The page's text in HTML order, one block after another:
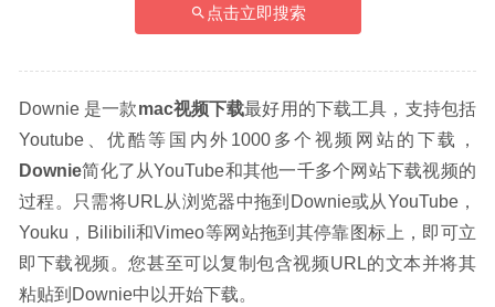
点击立即搜索
Downie 是一款mac视频下载最好用的下载工具，支持包括
Youtube、优酷等国内外1000多个视频网站的下载，
Downie简化了从YouTube和其他一千多个网站下载视频的
过程。只需将URL从浏览器中拖到Downie或从YouTube，
Youku，Bilibili和Vimeo等网站拖到其停靠图标上，即可立
即下载视频。您甚至可以复制包含视频URL的文本并将其
粘贴到Downie中以开始下载。